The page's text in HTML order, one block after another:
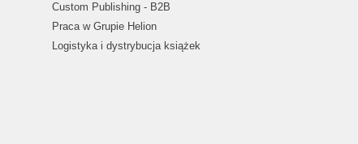
Custom Publishing - B2B
Praca w Grupie Helion
Logistyka i dystrybucja książek